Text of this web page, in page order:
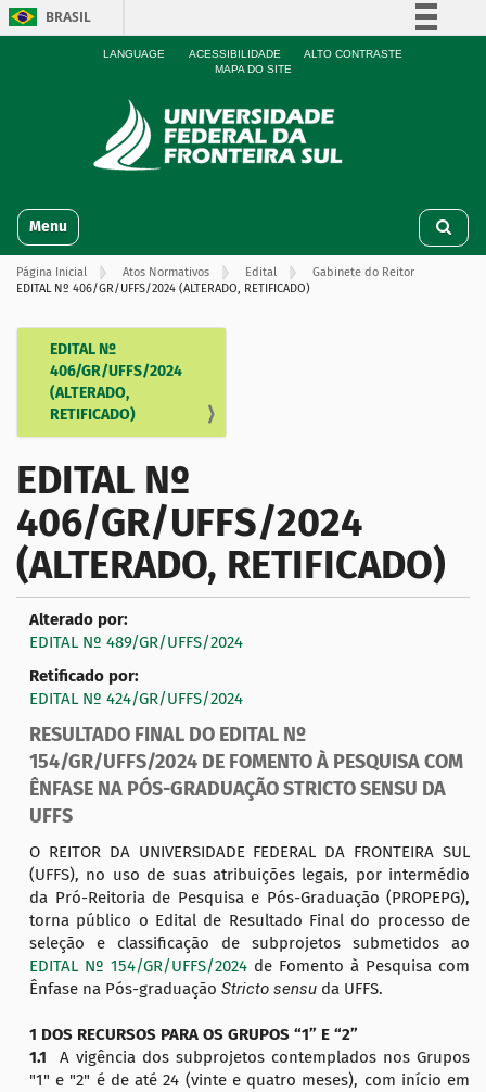
BRASIL
Simplifique!
Participe
Acesso à informação
LANGUAGE ACESSIBILIDADE
ALTO CONTRASTE
MAPA DO SITE
v
Toggle navigation
Página Inicial Atos Normativos Edital
Gabinete do Reitor
EDITAL Nº 406/GR/UFFS/2024 (ALTERADO, RETIFICADO)
e
g
a
ç
o
EDITAL Nº
406/GR/UFFS/2024
(ALTERADO,
RETIFICADO)
EDITAL Nº
406/GR/UFFS/2024
(ALTERADO, RETIFICADO)
Alterado por:
EDITAL Nº 489/GR/UFFS/2024
Retificado por:
EDITAL Nº 424/GR/UFFS/2024
RESULTADO FINAL DO EDITAL Nº
154/GR/UFFS/2024 DE FOMENTO À PESQUISA COM
ÊNFASE NA PÓS-GRADUAÇÃO STRICTO SENSU DA
UFFS
O REITOR DA UNIVERSIDADE FEDERAL DA FRONTEIRA SUL
(UFFS), no uso de suas atribuições legais, por intermédio
da Pró-Reitoria de Pesquisa e Pós-Graduação (PROPEPG),
torna público o Edital de Resultado Final do processo de
seleção e classificação de subprojetos submetidos ao
EDITAL Nº 154/GR/UFFS/2024 de Fomento à Pesquisa com
Ênfase na Pós-graduação Stricto sensu da UFFS.
1 DOS RECURSOS PARA OS GRUPOS “1” E “2”
1.1
A vigência dos subprojetos contemplados nos Grupos
"1" e "2" é de até 24 (vinte e quatro meses), com início em